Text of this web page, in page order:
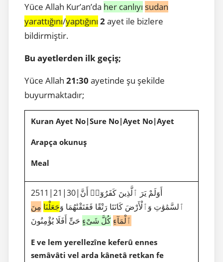
Yüce Allah Kur’an’da her canlıyı sudan
yarattığını/yaptığını 2ayet ile bizlere
bildirmiştir.
Bu ayetlerden ilk geçiş;
Yüce Allah 21:30 ayetinde şu şekilde
buyurmaktadır;
Kuran Ayet No|Sure No|Ayet No|Ayet
Arapça okunuş
Meal
2511|21|30|أَوَلَمْ يَرَ ٱلَّذِينَ كَفَرُوٓا۟ أَنَّ
ٱلسَّمَٰوَٰتِ وَٱلْأَرْضَ كَانَتَا رَتْقًا فَفَتَقْنَٰهُمَا وَجَعَلْنَا مِنَ
ٱلْمَآءِ كُلَّ شَىْءٍ حَىٍّ أَفَلَا يُؤْمِنُونَ
E ve lem yerellezîne keferû ennes
semâvâti vel arda kânetâ retkan fe